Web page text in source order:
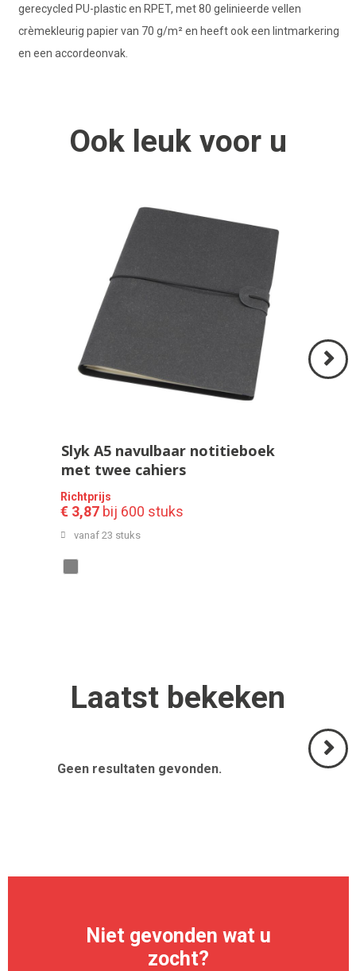
gerecycled PU-plastic en RPET, met 80 gelinieerde vellen
crèmekleurig papier van 70 g/m² en heeft ook een lintmarkering
en een accordeonvak.
Ook leuk voor u
Slyk A5 navulbaar notitieboek
met twee cahiers
Richtprijs
€ 3,87 bij 600 stuks
vanaf 23 stuks
Laatst bekeken
Geen resultaten gevonden.
Niet gevonden wat u
zocht?